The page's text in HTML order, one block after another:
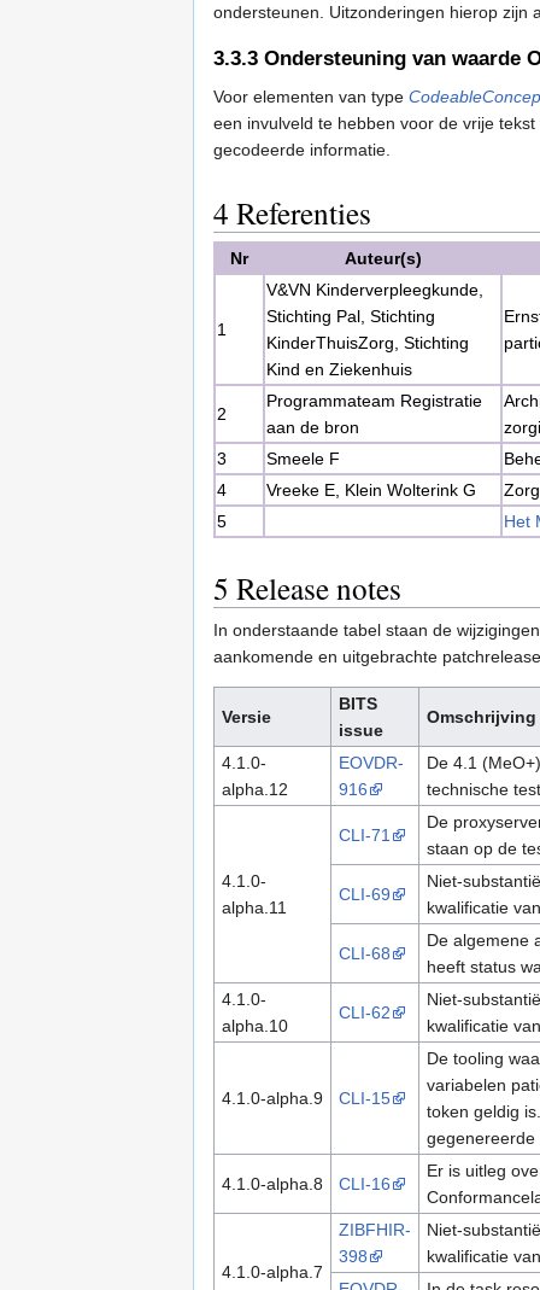
ondersteunen. Uitzonderingen hierop zijn
3.3.3 Ondersteuning van waarde
Voor elementen van type
een invulveld te hebben voor de vrije
gecodeerde informatie.
4 Referenties
Nr Auteur(s)
1
V&VN Kinderverpleegkunde,
Stichting Pal, Stichting
KinderThuisZorg, Stichting
Kind en Ziekenhuis
2
Programmateam Registratie
aan de bron
3
Smeele F
4
Vreeke E, Klein Wolterink G
5
Het
5 Release notes
In onderstaande tabel staan de
aankomende en uitgebrachte
Versie
BITS
issue
Omschrijving
4.1.0-
alpha.12
EOVDR-
916
De 4.1
technische
4.1.0-
alpha.11
CLI-71
De
staan op de
CLI-69
Niet-
kwalificatie
CLI-68
De algemene
heeft status
4.1.0-
alpha.10
CLI-62
Niet-
kwalificatie
4.1.0-alpha.9 CLI-15
De tooling
variabelen
token geldig
gegenereerde
4.1.0-alpha.8 CLI-16
Er is uitleg
4.1.0-alpha.7
ZIBFHIR-
398
Niet-
kwalificatie